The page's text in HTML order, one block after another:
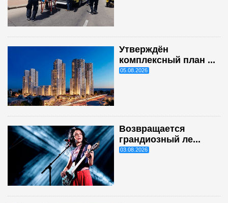
Утверждён
комплексный план ...
05.08.2026
Возвращается
грандиозный ле...
03.08.2026